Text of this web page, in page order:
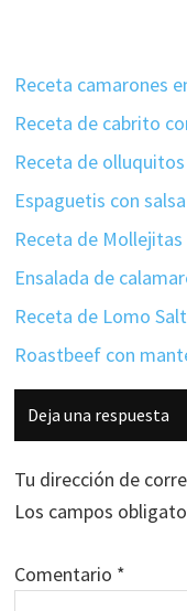
Receta camarones
Receta de cabrito
Receta de
Espaguetis con
Receta de
Ensalada de
Receta de Lomo
Roastbeef con
Interacciones
con
los
lectores
Deja una respuesta
Tu dirección de
Los campos
Comentario *